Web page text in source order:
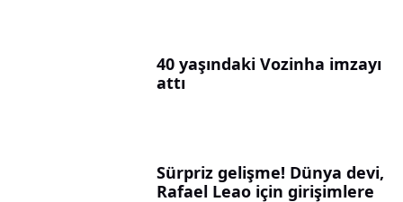
40 yaşındaki Vozinha imzayı
attı
Sürpriz gelişme! Dünya devi,
Rafael Leao için girişimlere